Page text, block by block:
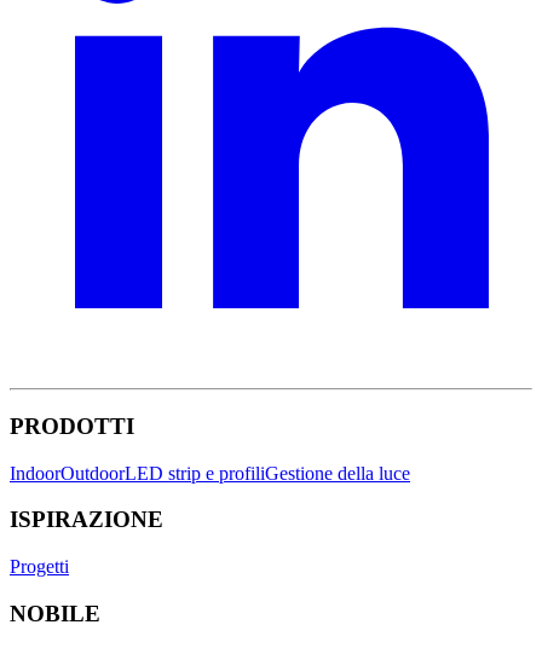
PRODOTTI
IndoorOutdoorLED strip e profiliGestione della luce
ISPIRAZIONE
Progetti
NOBILE